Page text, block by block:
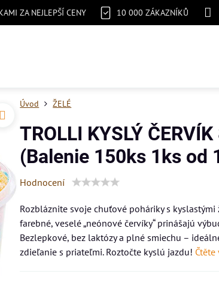
ZA NEJLEPŠÍ CENY 10 000 ZÁKAZNÍKŮ
Úvod ŽELÉ
TROLLI KYSLÝ
(Balenie 150ks 1ks od
Hodnocení
Rozbláznite svoje chuťové poháriky s
farebné, veselé „neónové červíky“ prinášajú
Bezlepkové, bez laktózy a plné smiechu –
zdieľanie s priateľmi. Roztočte kyslú jazdu! Čtěte